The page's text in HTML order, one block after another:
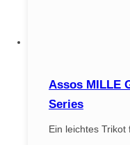
Assos MILLE
Series
Ein leichtes Trikot